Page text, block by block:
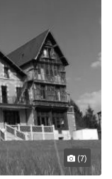
(7)